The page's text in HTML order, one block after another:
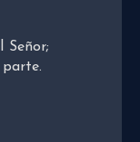
Señor;
parte.